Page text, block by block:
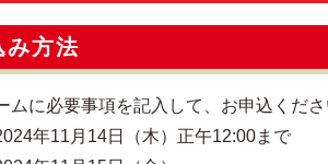
み方法
ムに必要事項を記入して、お申込くださ
年11月14日（木）正午12:00まで